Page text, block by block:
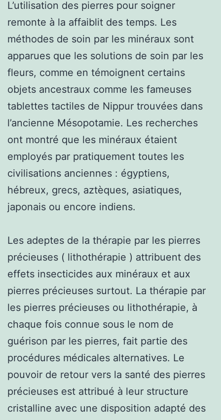
L’utilisation des pierres pour soigner
remonte à la affaiblit des temps. Les
méthodes de soin par les minéraux sont
apparues que les solutions de soin par les
fleurs, comme en témoignent certains
objets ancestraux comme les fameuses
tablettes tactiles de Nippur trouvées dans
l’ancienne Mésopotamie. Les recherches
ont montré que les minéraux étaient
employés par pratiquement toutes les
civilisations anciennes : égyptiens,
hébreux, grecs, aztèques, asiatiques,
japonais ou encore indiens.
Les adeptes de la thérapie par les pierres
précieuses ( lithothérapie ) attribuent des
effets insecticides aux minéraux et aux
pierres précieuses surtout. La thérapie par
les pierres précieuses ou lithothérapie, à
chaque fois connue sous le nom de
guérison par les pierres, fait partie des
procédures médicales alternatives. Le
pouvoir de retour vers la santé des pierres
précieuses est attribué à leur structure
cristalline avec une disposition adapté des